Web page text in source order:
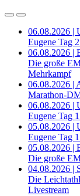
06.08.2026 |
Eugene Tag
06.08.2026 |
Die große
Mehrkampf
06.08.2026 |
Marathon-
06.08.2026 |
Eugene Tag
05.08.2026 |
Eugene Tag
05.08.2026 |
Die große
04.08.2026 |
Die
Livestream